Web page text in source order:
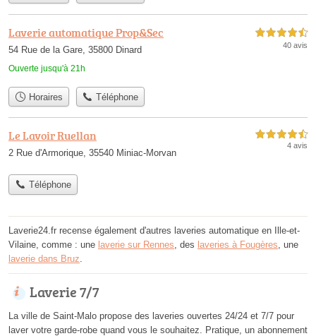
Laverie automatique Prop&Sec
54 Rue de la Gare, 35800 Dinard
Ouverte jusqu'à 21h
4,5 étoiles sur 5
40 avis
Horaires Téléphone
Le Lavoir Ruellan
2 Rue d'Armorique, 35540 Miniac-Morvan
4,5 étoiles sur 5
4 avis
Téléphone
Laverie24.fr recense également d'autres laveries automatique en Ille-et-
Vilaine, comme : une laverie sur Rennes , des laveries à Fougères , une
laverie dans Bruz
Laverie 7/7
La ville de Saint-Malo propose des laveries ouvertes 24/24 et 7/7 pour
laver votre garde-robe quand vous le souhaitez. Pratique, un abonnement